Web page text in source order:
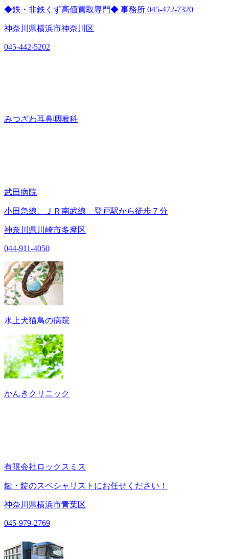
◆鉄・非鉄くず高価買取専門◆ 事務所 045-472-7320
神奈川県横浜市神奈川区
045-442-5202
みつざわ耳鼻咽喉科
武田病院
小田急線、ＪＲ南武線 登戸駅から徒歩７分
神奈川県川崎市多摩区
044-911-4050
水上犬猫鳥の病院
かんきクリニック
有限会社ロックスミス
鍵・錠のスペシャリストにお任せください！
神奈川県横浜市青葉区
045-979-2769